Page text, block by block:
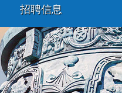
招聘信息